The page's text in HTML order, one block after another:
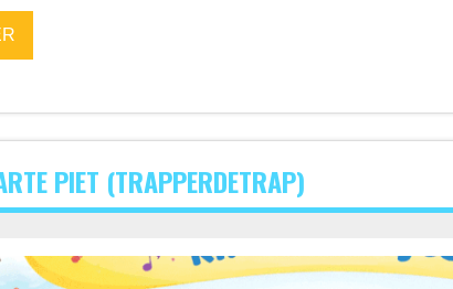
PIET (TRAPPERDETRAP)